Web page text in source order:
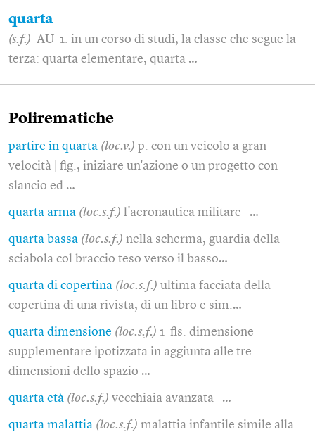
quarta
(s.f.) AU 1. in un corso di studi, la classe che segue la
terza: quarta elementare, quarta …
Polirematiche
partire in quarta (loc.v.) p. con un veicolo a gran
velocità | fig., iniziare un'azione o un progetto con
slancio ed …
quarta arma (loc.s.f.) l'aeronautica militare …
quarta bassa (loc.s.f.) nella scherma, guardia della
sciabola col braccio teso verso il basso…
quarta di copertina (loc.s.f.) ultima facciata della
copertina di una rivista, di un libro e sim.…
quarta dimensione (loc.s.f.) 1 fis. dimensione
supplementare ipotizzata in aggiunta alle tre
dimensioni dello spazio …
quarta età (loc.s.f.) vecchiaia avanzata …
quarta malattia (loc.s.f.) malattia infantile simile alla